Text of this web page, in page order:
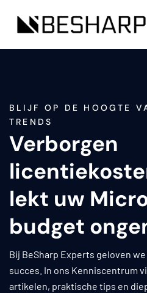
BLIJF OP DE HOOGTE
TRENDS
Verborgen
lekt uw
budget
Bij BeSharp Experts geloven
succes. In ons Kenniscentrum
artikelen, praktische tips en